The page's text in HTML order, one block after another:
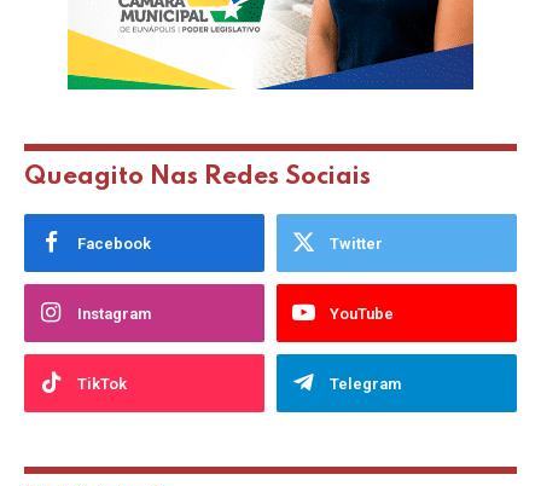
Queagito Nas Redes Sociais
Facebook Twitter
Instagram YouTube
TikTok Telegram